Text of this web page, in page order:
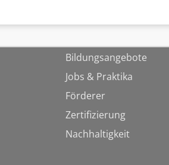
Bildungsangebote
Jobs & Praktika
Förderer
Zertifizierung
Nachhaltigkeit